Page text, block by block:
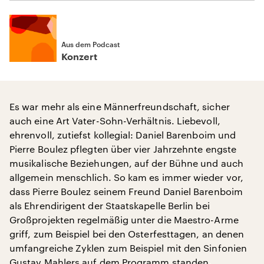
Aus dem Podcast
Konzert
Es war mehr als eine Männerfreundschaft, sicher
auch eine Art Vater-Sohn-Verhältnis. Liebevoll,
ehrenvoll, zutiefst kollegial: Daniel Barenboim und
Pierre Boulez pflegten über vier Jahrzehnte engste
musikalische Beziehungen, auf der Bühne und auch
allgemein menschlich. So kam es immer wieder vor,
dass Pierre Boulez seinem Freund Daniel Barenboim
als Ehrendirigent der Staatskapelle Berlin bei
Großprojekten regelmäßig unter die Maestro-Arme
griff, zum Beispiel bei den Osterfesttagen, an denen
umfangreiche Zyklen zum Beispiel mit den Sinfonien